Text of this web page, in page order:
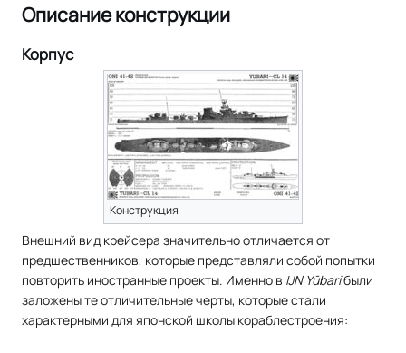
Описание конструкции
Корпус
Конструкция
Внешний вид крейсера значительно отличается от
предшественников, которые представляли собой попытки
повторить иностранные проекты. Именно в IJN Yūbariбыли
заложены те отличительные черты, которые стали
характерными для японской школы кораблестроения: